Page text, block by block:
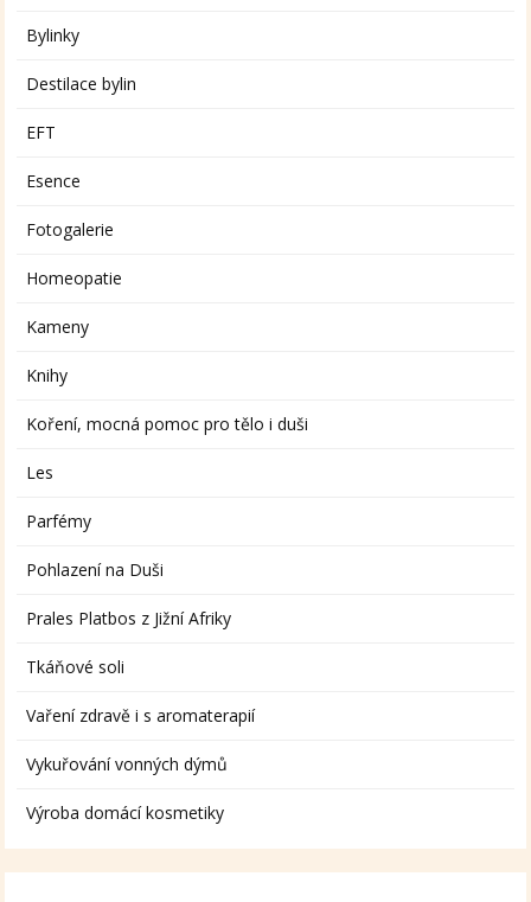
Bylinky
Destilace bylin
EFT
Esence
Fotogalerie
Homeopatie
Kameny
Knihy
Koření, mocná pomoc pro tělo i duši
Les
Parfémy
Pohlazení na Duši
Prales Platbos z Jižní Afriky
Tkáňové soli
Vaření zdravě i s aromaterapií
Vykuřování vonných dýmů
Výroba domácí kosmetiky